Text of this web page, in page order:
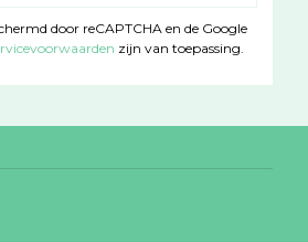
door reCAPTCHA en de Google
zijn van toepassing.